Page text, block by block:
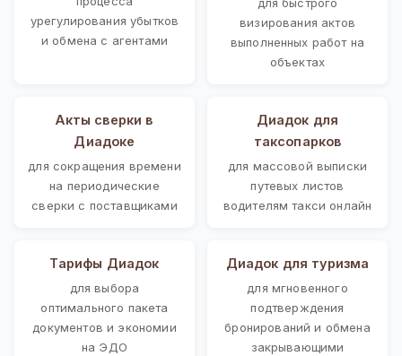
урегулирования убытков
и обмена с агентами
визирования актов
выполненных работ на
объектах
Акты сверки в
Диадоке
для сокращения времени
на периодические
сверки с поставщиками
Диадок для
таксопарков
для массовой выписки
путевых листов
водителям такси онлайн
Тарифы Диадок
для выбора
оптимального пакета
документов и экономии
на ЭДО
Диадок для туризма
для мгновенного
подтверждения
бронирований и обмена
закрывающими